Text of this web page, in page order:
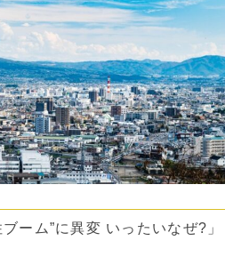
ブーム”に異変 いったいなぜ?」